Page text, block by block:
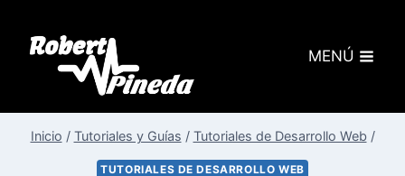
MENÚ
Inicio / Tutoriales y Guías / Tutoriales de Desarrollo Web /
TUTORIALES DE DESARROLLO WEB